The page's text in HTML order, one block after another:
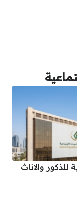
للذكور والاناث